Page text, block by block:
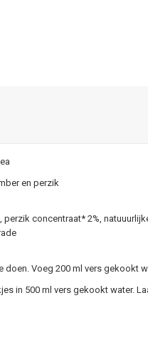
en perzik
perzik concentraat* 2%,
doen. Voeg 200 ml vers gekookt
in 500 ml vers gekookt water.